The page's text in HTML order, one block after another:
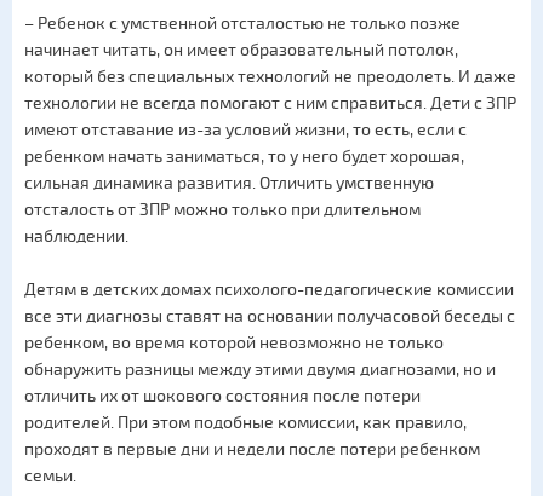
– Ребенок с умственной отсталостью не только позже
начинает читать, он имеет образовательный потолок,
который без специальных технологий не преодолеть. И даже
технологии не всегда помогают с ним справиться. Дети с ЗПР
имеют отставание из-за условий жизни, то есть, если с
ребенком начать заниматься, то у него будет хорошая,
сильная динамика развития. Отличить умственную
отсталость от ЗПР можно только при длительном
наблюдении.
Детям в детских домах психолого-педагогические комиссии
все эти диагнозы ставят на основании получасовой беседы с
ребенком, во время которой невозможно не только
обнаружить разницы между этими двумя диагнозами, но и
отличить их от шокового состояния после потери
родителей. При этом подобные комиссии, как правило,
проходят в первые дни и недели после потери ребенком
семьи.